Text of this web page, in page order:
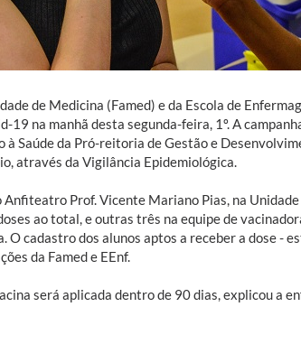
de Medicina (Famed) e da Escola de
19 na manhã desta segunda-feira, 1º. A
Saúde da Pró-reitoria de Gestão e
através da Vigilância Epidemiológica.
Anfiteatro Prof. Vicente Mariano Pias, na Unidade
ao total, e outras três na equipe de
O cadastro dos alunos aptos a receber a dose -
da Famed e EEnf.
será aplicada dentro de 90 dias, explicou a